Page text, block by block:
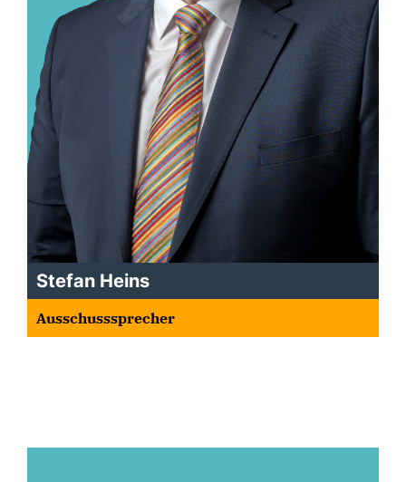
Stefan Heins
Ausschusssprecher